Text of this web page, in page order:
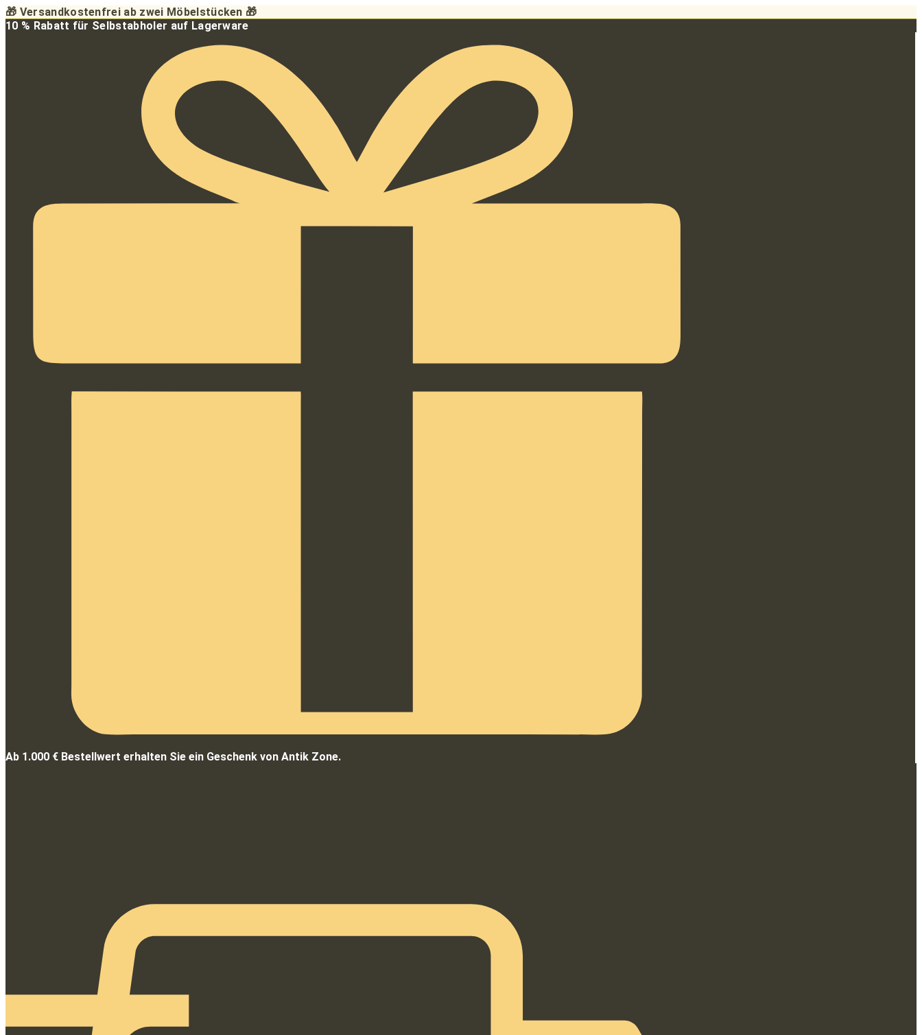
Zum
Inhalt
🎁 Versandkostenfrei ab zwei Möbelstücken 🎁
10 % Rabatt für Selbstabholer auf Lagerware
Ab 1.000 € Bestellwert erhalten Sie ein Geschenk von Antik Zone.